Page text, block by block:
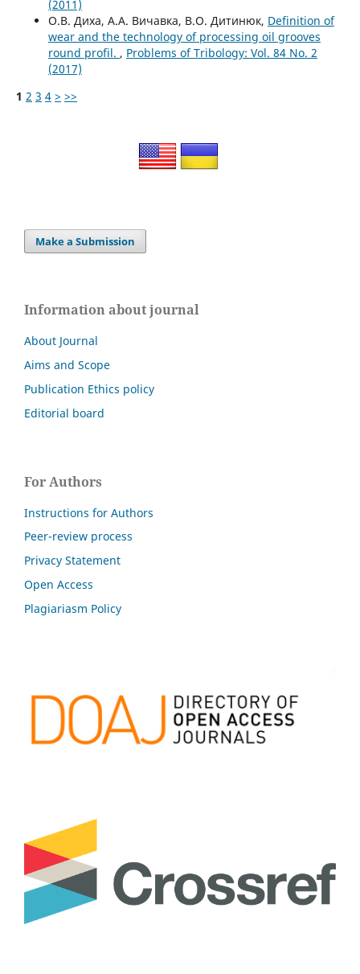
(2011)
О.В. Диха, А.А. Вичавка, В.О. Дитинюк, Definition of
wear and the technology of processing oil grooves
round profil. , Problems of Tribology: Vol. 84 No. 2
(2017)
1 2 3 4 > >>
Make a Submission
Information about journal
About Journal
Aims and Scope
Publication Ethics policy
Editorial board
For Authors
Instructions for Authors
Peer-review process
Privacy Statement
Open Access
Plagiariasm Policy